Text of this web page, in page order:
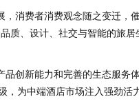
费者消费观念随之变迁，催
质、设计、社交与智能的旅
新能力和完善的生态服务
为中端酒店市场注入强劲活力